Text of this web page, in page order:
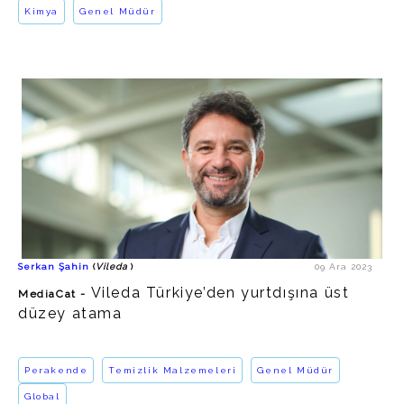
Kimya Genel Müdür
Serkan Şahin (Vileda ) 09 Ara 2023
MediaCat - Vileda Türkiye’den yurtdışına üst
düzey atama
Perakende Temizlik Malzemeleri Genel Müdür
Global
Serkan Şahin
Vileda Almanya Tüketici Kolu
Genel Müdürü
https://www.linkedin.com/in/serkan-sahin-811414/
Vileda
Temizlik Malzemeleri/Perakende
https://www.vileda.com.tr/